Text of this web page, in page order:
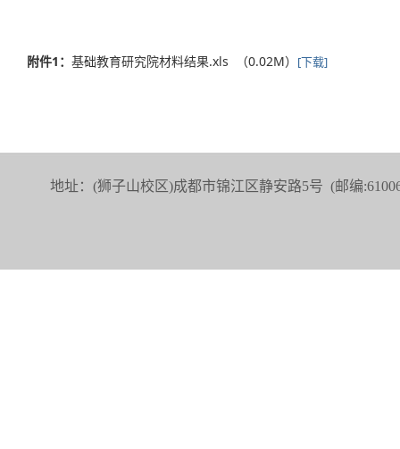
附件1： 基础教育研究院材料结果.xls （0.02M） [下载]
地址：(狮子山校区)成都市锦江区静安路5号 (邮编